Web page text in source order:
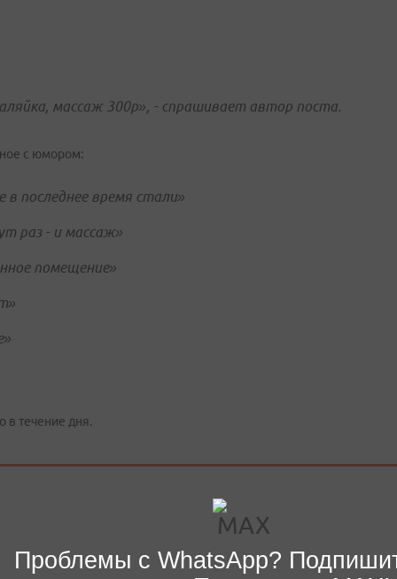
массаж 300р», - спрашивает автор поста.
с юмором:
последнее время стали»
раз - и массаж»
помещение»
в течение дня.
Проблемы с WhatsApp?